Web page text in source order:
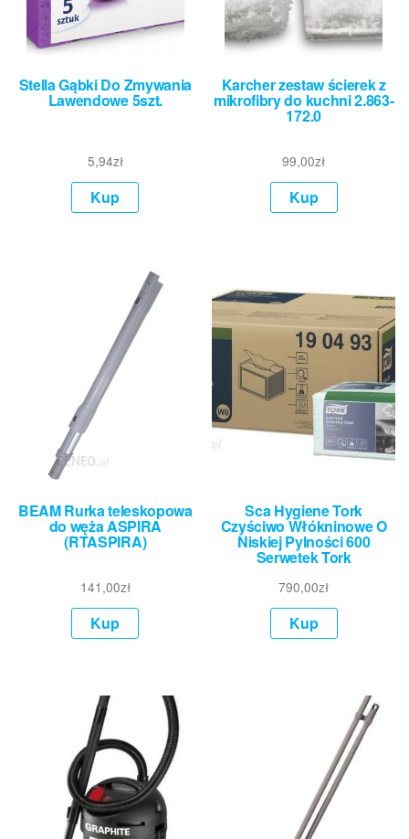
Stella Gąbki Do Zmywania
Lawendowe 5szt.
5,94zł
Kup
Karcher zestaw ścierek z
mikrofibry do kuchni 2.863-
172.0
99,00zł
Kup
BEAM Rurka teleskopowa
do węża ASPIRA
(RTASPIRA)
141,00zł
Kup
Sca Hygiene Tork
Czyściwo Włókninowe O
Niskiej Pylności 600
Serwetek Tork
790,00zł
Kup